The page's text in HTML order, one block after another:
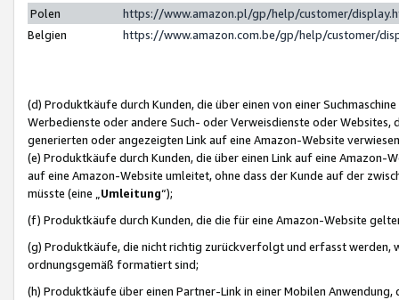
Polen
https://www.amazon.pl/gp/help/customer/
Belgien
https://www.amazon.com.be/gp/help/customer/
(d) Produktkäufe durch Kunden, die über einen von einer
Werbedienste oder andere Such- oder Verweisdienste oder Websites,
generierten oder angezeigten Link auf eine Amazon-Website
(e) Produktkäufe durch Kunden, die über einen Link auf eine
auf eine Amazon-Website umleitet, ohne dass der Kunde auf der
müsste (eine „ Umleitung“);
(f) Produktkäufe durch Kunden, die die für eine Amazon-Website
(g) Produktkäufe, die nicht richtig zurückverfolgt und erfasst werden,
ordnungsgemäß formatiert sind;
(h) Produktkäufe über einen Partner-Link in einer Mobilen